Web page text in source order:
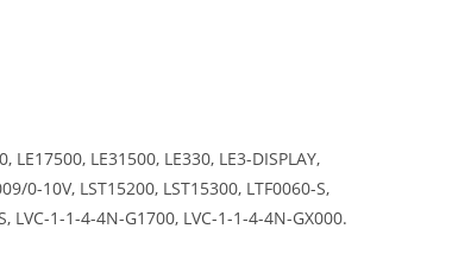
LE31500, LE330, LE3-DISPLAY,
0-10V, LST15200, LST15300, LTF0060-S,
LVC-1-1-4-4N-G1700, LVC-1-1-4-4N-GX000.